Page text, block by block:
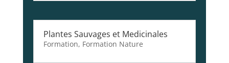
Plantes Sauvages et Medicinales
Formation, Formation Nature